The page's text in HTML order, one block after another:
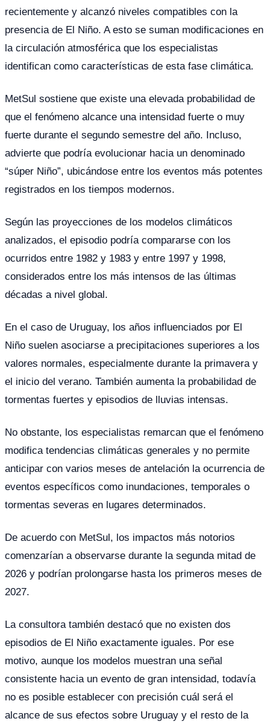
recientemente y alcanzó niveles compatibles con la
presencia de El Niño. A esto se suman modificaciones en
la circulación atmosférica que los especialistas
identifican como características de esta fase climática.
MetSul sostiene que existe una elevada probabilidad de
que el fenómeno alcance una intensidad fuerte o muy
fuerte durante el segundo semestre del año. Incluso,
advierte que podría evolucionar hacia un denominado
“súper Niño”, ubicándose entre los eventos más potentes
registrados en los tiempos modernos.
Según las proyecciones de los modelos climáticos
analizados, el episodio podría compararse con los
ocurridos entre 1982 y 1983 y entre 1997 y 1998,
considerados entre los más intensos de las últimas
décadas a nivel global.
En el caso de Uruguay, los años influenciados por El
Niño suelen asociarse a precipitaciones superiores a los
valores normales, especialmente durante la primavera y
el inicio del verano. También aumenta la probabilidad de
tormentas fuertes y episodios de lluvias intensas.
No obstante, los especialistas remarcan que el fenómeno
modifica tendencias climáticas generales y no permite
anticipar con varios meses de antelación la ocurrencia de
eventos específicos como inundaciones, temporales o
tormentas severas en lugares determinados.
De acuerdo con MetSul, los impactos más notorios
comenzarían a observarse durante la segunda mitad de
2026 y podrían prolongarse hasta los primeros meses de
2027.
La consultora también destacó que no existen dos
episodios de El Niño exactamente iguales. Por ese
motivo, aunque los modelos muestran una señal
consistente hacia un evento de gran intensidad, todavía
no es posible establecer con precisión cuál será el
alcance de sus efectos sobre Uruguay y el resto de la